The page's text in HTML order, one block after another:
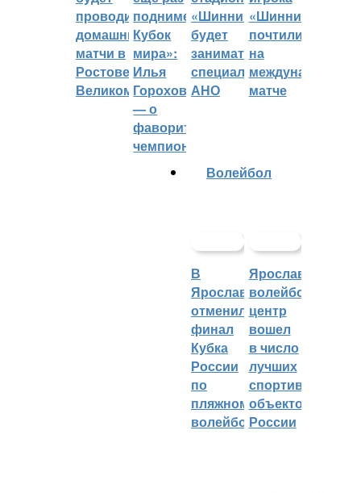
проводить
домашние
матчи в
Ростове
Великом
поднимет
Кубок
мира»:
Илья
Горохов
— о
фаворитах
чемпионата
«Шинник»
будет
заниматься
специальное
АНО
«Шинника»
почтили
на
международном
матче
Волейбол
В
Ярославле
отменили
финал
Кубка
России
по
пляжному
волейболу
Ярославский
волейбольный
центр
вошел
в число
лучших
спортивных
объектов
России